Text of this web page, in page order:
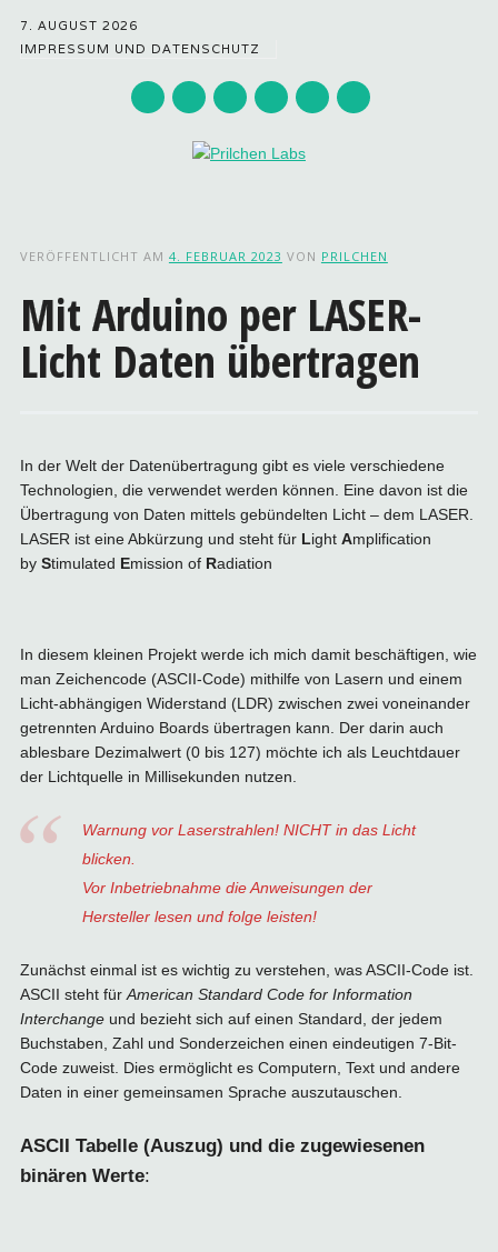
7. AUGUST 2026
IMPRESSUM UND DATENSCHUTZ
VERÖFFENTLICHT AM 4. FEBRUAR 2023 VON PRILCHEN
Mit Arduino per LASER-
Licht Daten übertragen
In der Welt der Datenübertragung gibt es viele verschiedene
Technologien, die verwendet werden können. Eine davon ist die
Übertragung von Daten mittels gebündelten Licht – dem LASER.
LASER ist eine Abkürzung und steht für Light Amplification
by Stimulated Emission of Radiation
In diesem kleinen Projekt werde ich mich damit beschäftigen, wie
man Zeichencode (ASCII-Code) mithilfe von Lasern und einem
Licht-abhängigen Widerstand (LDR) zwischen zwei voneinander
getrennten Arduino Boards übertragen kann. Der darin auch
ablesbare Dezimalwert (0 bis 127) möchte ich als Leuchtdauer
der Lichtquelle in Millisekunden nutzen.
Warnung vor Laserstrahlen! NICHT in das Licht
blicken.
Vor Inbetriebnahme die Anweisungen der
Hersteller lesen und folge leisten!
Zunächst einmal ist es wichtig zu verstehen, was ASCII-Code ist.
ASCII steht für American Standard Code for Information
Interchangeund bezieht sich auf einen Standard, der jedem
Buchstaben, Zahl und Sonderzeichen einen eindeutigen 7-Bit-
Code zuweist. Dies ermöglicht es Computern, Text und andere
Daten in einer gemeinsamen Sprache auszutauschen.
ASCII Tabelle (Auszug) und die zugewiesenen
binären Werte: